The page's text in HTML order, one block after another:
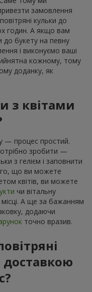
замовлення
кульки до
годин. А якщо вам
до букету на певну
і виконуємо ваші
кожному, тому
доданку, як
з квітами
— процес простий.
зробити —
з гелієм і заповнити
що ви можете
квітів, ви можете
чи вітальну
А ще за бажанням
додаючи
точно вразив.
доставкою